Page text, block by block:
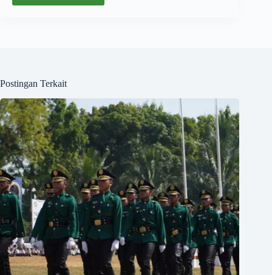
Postingan Terkait